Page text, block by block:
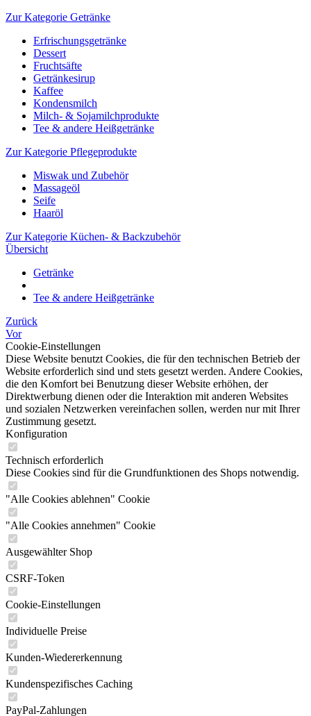
Zur Kategorie Getränke
Erfrischungsgetränke
Dessert
Fruchtsäfte
Getränkesirup
Kaffee
Kondensmilch
Milch- & Sojamilchprodukte
Tee & andere Heißgetränke
Zur Kategorie Pflegeprodukte
Miswak und Zubehör
Massageöl
Seife
Haaröl
Zur Kategorie Küchen- & Backzubehör
Übersicht
Getränke
Tee & andere Heißgetränke
Zurück
Vor
Cookie-Einstellungen
Diese Website benutzt Cookies, die für den technischen Betrieb der
Website erforderlich sind und stets gesetzt werden. Andere Cookies,
die den Komfort bei Benutzung dieser Website erhöhen, der
Direktwerbung dienen oder die Interaktion mit anderen Websites
und sozialen Netzwerken vereinfachen sollen, werden nur mit Ihrer
Zustimmung gesetzt.
Konfiguration
Technisch erforderlich
Diese Cookies sind für die Grundfunktionen des Shops notwendig.
"Alle Cookies ablehnen" Cookie
"Alle Cookies annehmen" Cookie
Ausgewählter Shop
CSRF-Token
Cookie-Einstellungen
Individuelle Preise
Kunden-Wiedererkennung
Kundenspezifisches Caching
PayPal-Zahlungen